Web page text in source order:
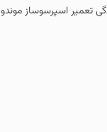
تعمیر اسپرسوساز موندو